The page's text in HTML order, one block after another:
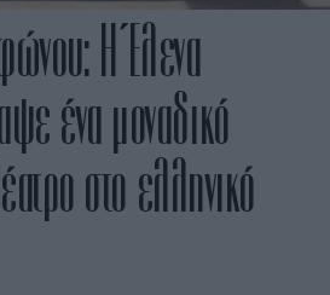
Η Έλενα
ένα μοναδικό
στο ελληνικό